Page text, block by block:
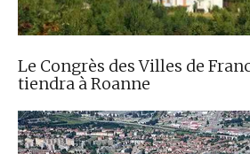
Le Congrès des Villes de
tiendra à Roanne